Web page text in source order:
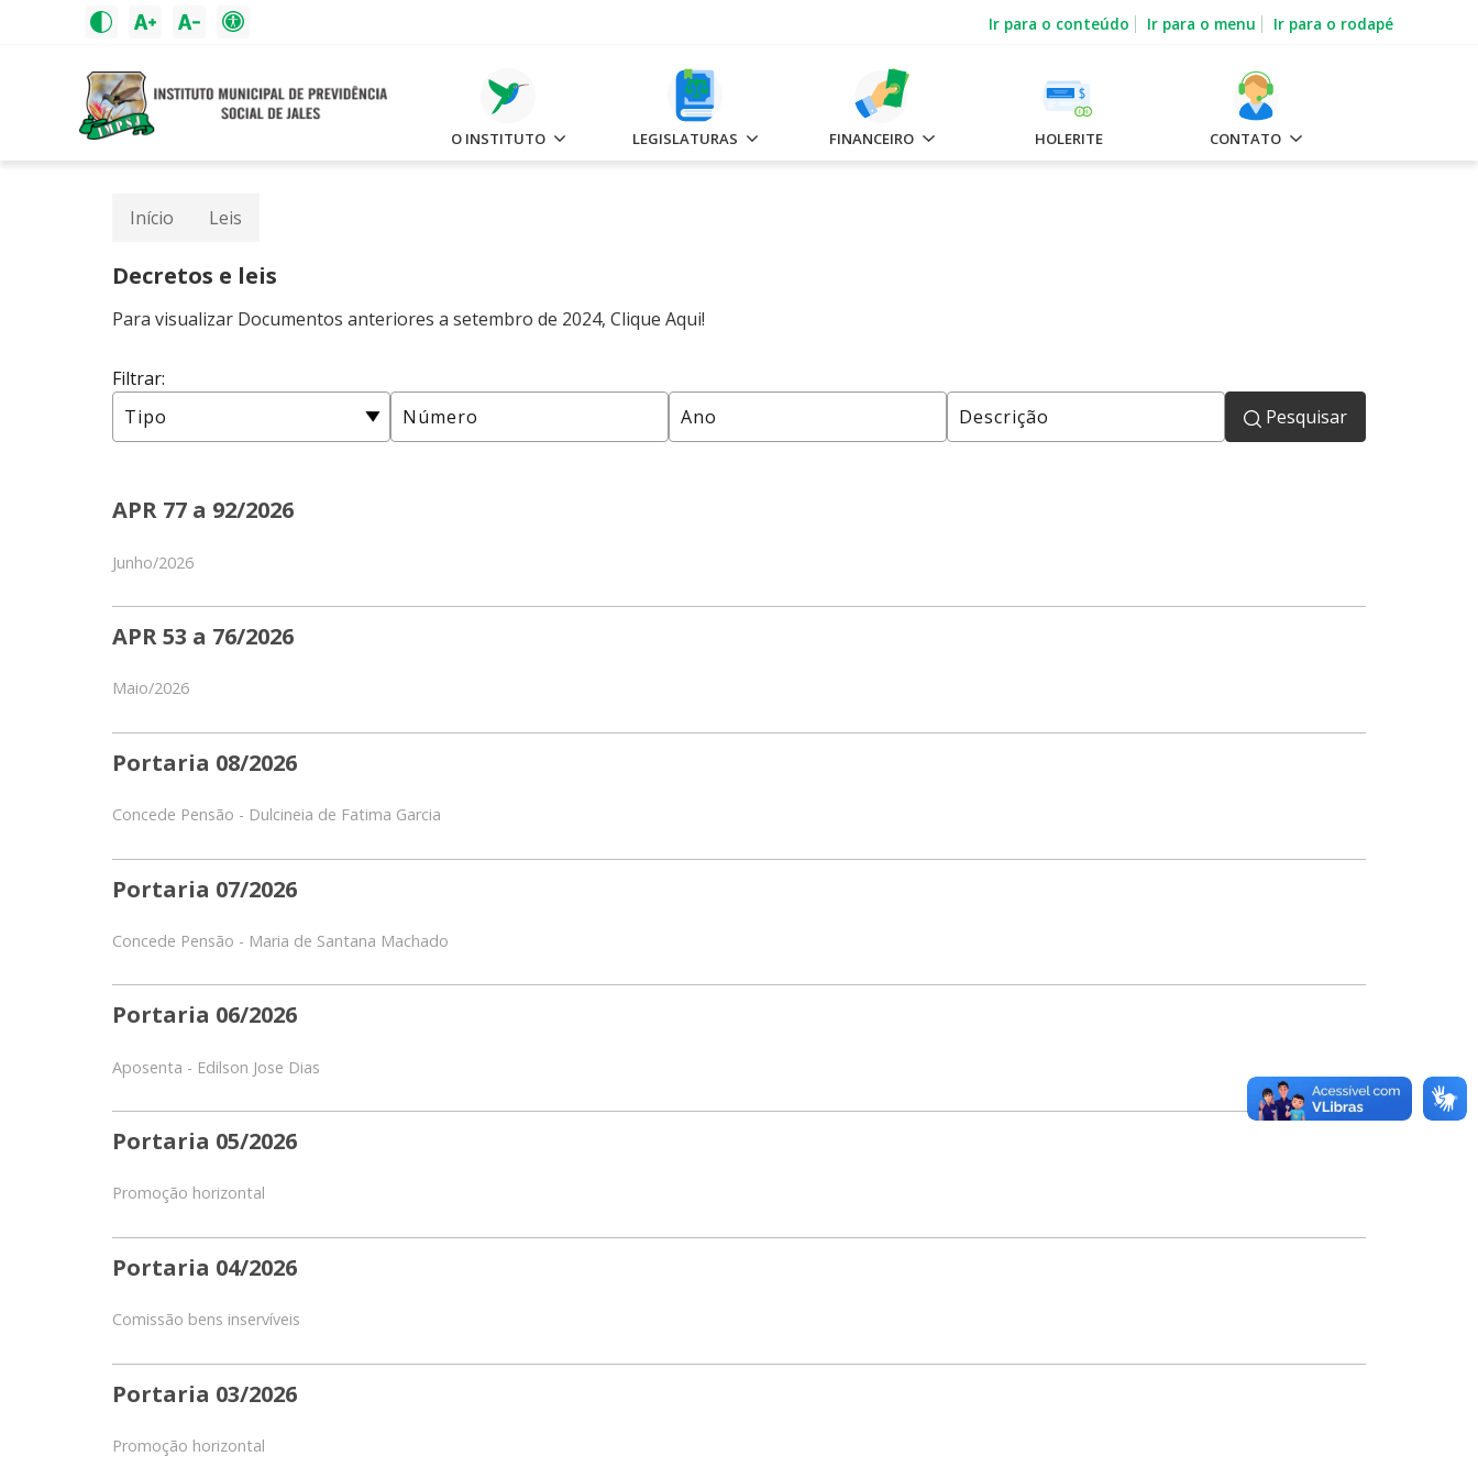
Ir para o conteúdo Ir para o menu Ir para o rodapé
O INSTITUTO LEGISLATURAS FINANCEIRO HOLERITE CONTATO
Início Leis
Decretos e leis
Para visualizar Documentos anteriores a setembro de 2024, Clique Aqui!
Filtrar:
Pesquisar
APR 77 a 92/2026
Junho/2026
APR 53 a 76/2026
Maio/2026
Portaria 08/2026
Concede Pensão - Dulcineia de Fatima Garcia
Portaria 07/2026
Concede Pensão - Maria de Santana Machado
Portaria 06/2026
Aposenta - Edilson Jose Dias
Portaria 05/2026
Promoção horizontal
Portaria 04/2026
Comissão bens inservíveis
Portaria 03/2026
Promoção horizontal